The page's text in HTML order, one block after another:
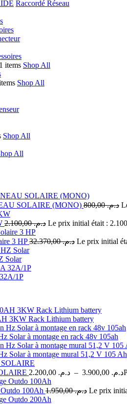
Raccordé Réseau
items Shop All
Shop All
Shop All
All
SOLAIRE (MONO) د.م.800,00
د.م.2.100,00
3 HP د.م.32.370,00
Solar
1P
3KW Rack Lithium battery
Solar à montage en rack 48v 105ah
Solar à montage mural 51,2 V 105 Ah
د.م. – د.م.
100Ah د.م.1.950,00